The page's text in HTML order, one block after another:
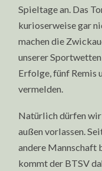
Spieltage an. Das
kurioserweise gar
machen die
unserer
Erfolge, fünf Remis
vermelden.
Natürlich dürfen
außen vorlassen.
andere Mannschaft
kommt der BTSV